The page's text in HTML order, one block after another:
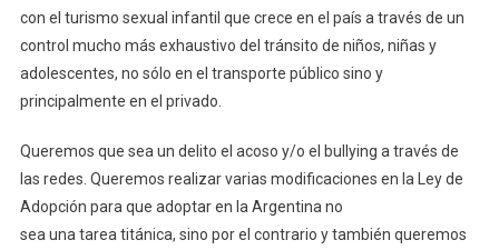
con el turismo sexual infantil que crece en el país a través de un
control mucho más exhaustivo del tránsito de niños, niñas y
adolescentes, no sólo en el transporte público sino y
principalmente en el privado.
Queremos que sea un delito el acoso y/o el bullying a través de
las redes. Queremos realizar varias modificaciones en la Ley de
Adopción para que adoptar en la Argentina no
sea una tarea titánica, sino por el contrario y también queremos